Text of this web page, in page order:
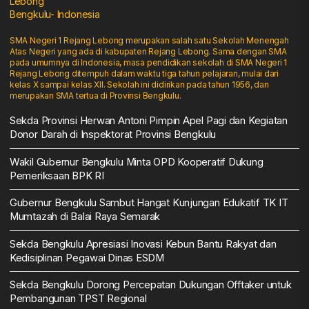
Bengkulu- Indonesia
SMA Negeri 1 Rejang Lebong merupakan salah satu Sekolah Menengah
Atas Negeri yang ada di kabupaten Rejang Lebong. Sama dengan SMA
pada umumnya di Indonesia, masa pendidikan sekolah di SMA Negeri 1
Rejang Lebong ditempuh dalam waktu tiga tahun pelajaran, mulai dari
kelas X sampai kelas XII. Sekolah ini didirikan pada tahun 1956, dan
merupakan SMA tertua di Provinsi Bengkulu.
Sekda Provinsi Herwan Antoni Pimpin Apel Pagi dan Kegiatan
Donor Darah di Inspektorat Provinsi Bengkulu
Wakil Gubernur Bengkulu Minta OPD Kooperatif Dukung
Pemeriksaan BPK RI
Gubernur Bengkulu Sambut Hangat Kunjungan Edukatif TK IT
Mumtazah di Balai Raya Semarak
Sekda Bengkulu Apresiasi Inovasi Kebun Bantu Rakyat dan
Kedisiplinan Pegawai Dinas ESDM
Sekda Bengkulu Dorong Percepatan Dukungan Offtaker untuk
Pembangunan TPST Regional